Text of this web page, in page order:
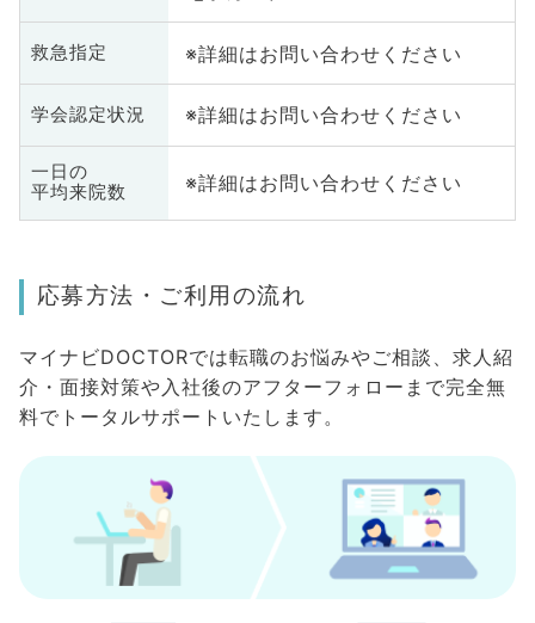
救急指定 ※詳細はお問い合わせください
学会認定状況 ※詳細はお問い合わせください
一日の
平均来院数
※詳細はお問い合わせください
応募方法・ご利用の流れ
マイナビDOCTORでは転職のお悩みやご相談、求人紹
介・面接対策や入社後のアフターフォローまで完全無
料でトータルサポートいたします。